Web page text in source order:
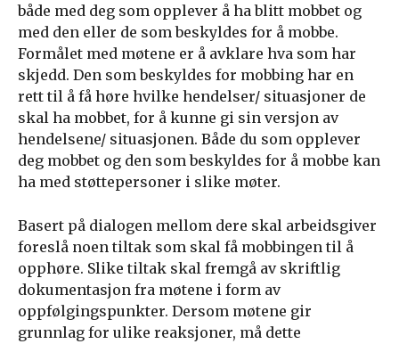
både med deg som opplever å ha blitt mobbet og
med den eller de som beskyldes for å mobbe.
Formålet med møtene er å avklare hva som har
skjedd. Den som beskyldes for mobbing har en
rett til å få høre hvilke hendelser/ situasjoner de
skal ha mobbet, for å kunne gi sin versjon av
hendelsene/ situasjonen. Både du som opplever
deg mobbet og den som beskyldes for å mobbe kan
ha med støttepersoner i slike møter.
Basert på dialogen mellom dere skal arbeidsgiver
foreslå noen tiltak som skal få mobbingen til å
opphøre. Slike tiltak skal fremgå av skriftlig
dokumentasjon fra møtene i form av
oppfølgingspunkter. Dersom møtene gir
grunnlag for ulike reaksjoner, må dette